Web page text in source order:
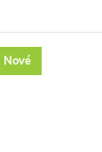
Nové